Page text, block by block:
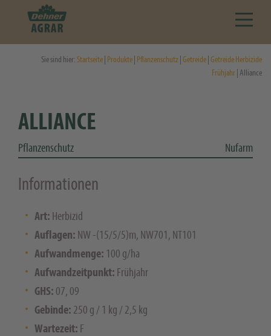
Sie sind hier:Startseite Produkte Pflanzenschutz Getreide Getreide Herbizide
Frühjahr | Alliance
ALLIANCE
Pflanzenschutz Nufarm
Informationen
Art: Herbizid
Auflagen: NW -(15/5/5)m, NW701, NT101
Aufwandmenge: 100 g/ha
Aufwandzeitpunkt: Frühjahr
GHS: 07, 09
Gebinde: 250 g / 1 kg / 2,5 kg
Wartezeit: F